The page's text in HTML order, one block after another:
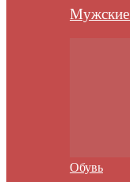
Мужские
Обувь